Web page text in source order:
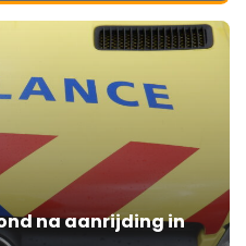
na aanrijding in